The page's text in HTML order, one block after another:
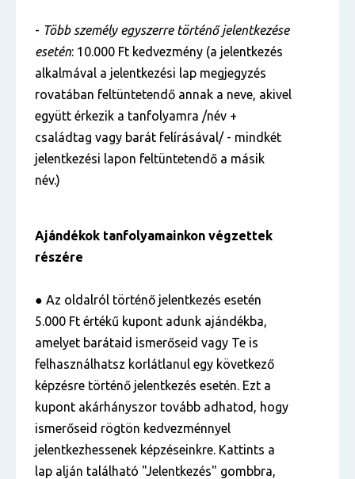
- Több személy egyszerre történő jelentkezése
esetén: 10.000 Ft kedvezmény (a jelentkezés
alkalmával a jelentkezési lap megjegyzés
rovatában feltüntetendő annak a neve, akivel
együtt érkezik a tanfolyamra /név +
családtag vagy barát felírásával/ - mindkét
jelentkezési lapon feltüntetendő a másik
név.)
Ajándékok tanfolyamainkon végzettek
részére
● Az oldalról történő jelentkezés esetén
5.000 Ft értékű kupont adunk ajándékba,
amelyet barátaid ismerőseid vagy Te is
felhasználhatsz korlátlanul egy következő
képzésre történő jelentkezés esetén. Ezt a
kupont akárhányszor tovább adhatod, hogy
ismerőseid rögtön kedvezménnyel
jelentkezhessenek képzéseinkre. Kattints a
lap alján található "Jelentkezés" gombbra,